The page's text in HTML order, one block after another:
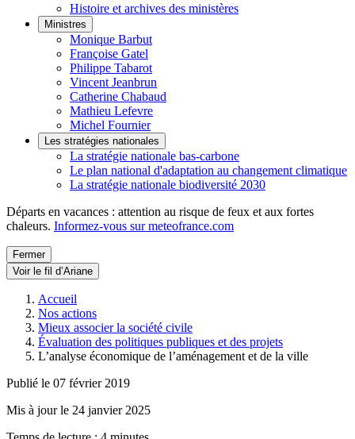
Histoire et archives des ministères
Ministres
Monique Barbut
Françoise Gatel
Philippe Tabarot
Vincent Jeanbrun
Catherine Chabaud
Mathieu Lefevre
Michel Fournier
Les stratégies nationales
La stratégie nationale bas-carbone
Le plan national d'adaptation au changement climatique
La stratégie nationale biodiversité 2030
Départs en vacances : attention au risque de feux et aux fortes
chaleurs. Informez-vous sur meteofrance.com
Fermer
Voir le fil d’Ariane
Accueil
Nos actions
Mieux associer la société civile
Évaluation des politiques publiques et des projets
L’analyse économique de l’aménagement et de la ville
Publié le 07 février 2019
Mis à jour le 24 janvier 2025